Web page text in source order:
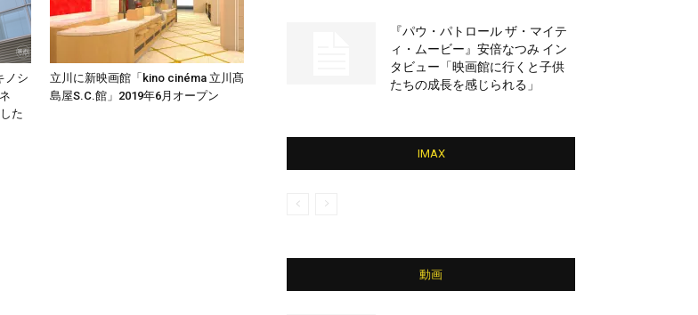
ノシ
た
立川に新映画館「kino cinéma 立川髙
島屋S.C.館」2019年6月オープン
『パウ・パトロール ザ・マイテ
ィ・ムービー』安倍なつみ イン
タビュー「映画館に行くと子供
たちの成長を感じられる」
IMAX
動画